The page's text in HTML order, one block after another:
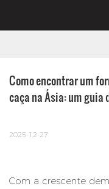
Como encontrar um
caça na Ásia: um guia
2025-12-27
Com a crescente